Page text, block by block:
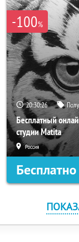
-100%
20:30:25
Бесплатный
студии Matita
Россия
Бесплатно